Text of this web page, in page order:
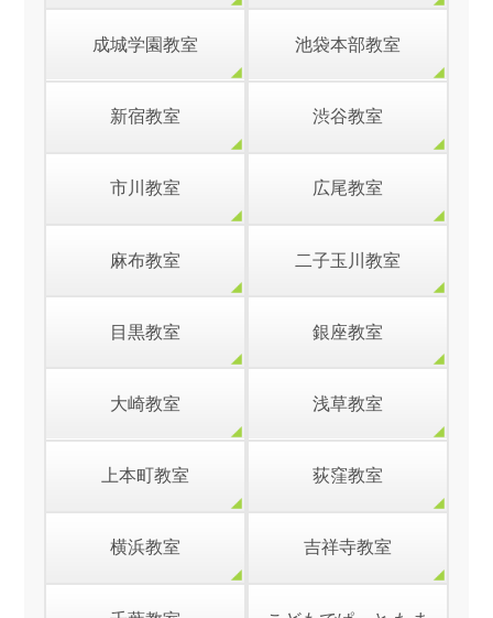
成城学園教室 池袋本部教室
新宿教室 渋谷教室
市川教室 広尾教室
麻布教室 二子玉川教室
目黒教室 銀座教室
大崎教室 浅草教室
上本町教室 荻窪教室
横浜教室 吉祥寺教室